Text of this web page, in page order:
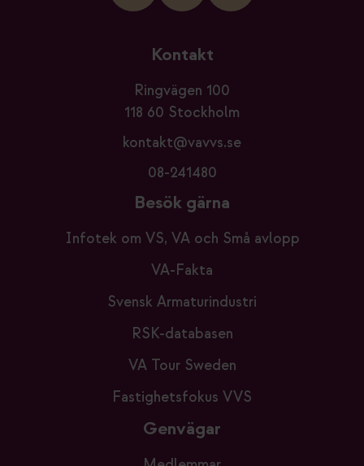
Kontakt
Ringvägen 100
118 60 Stockholm
kontakt@vavvs.se
08-241480
Besök gärna
Infotek om VS, VA och Små avlopp
VA-Fakta
Svensk Armaturindustri
RSK-databasen
VA Tour Sweden
Fastighetsfokus VVS
Genvägar